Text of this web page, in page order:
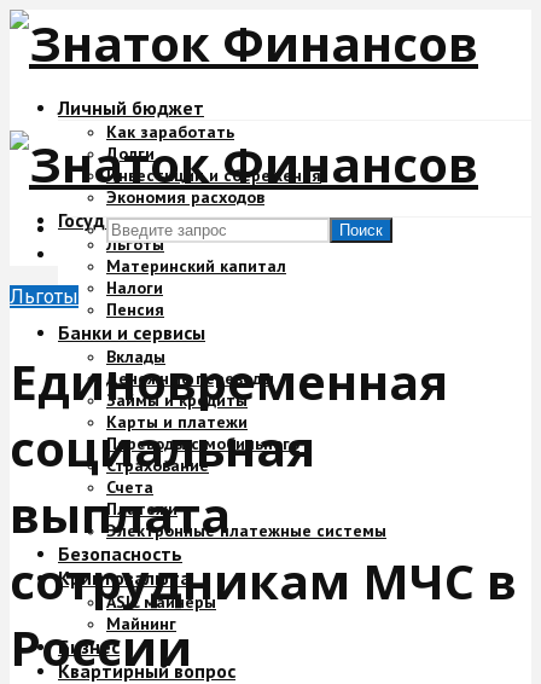
Личный бюджет
Как заработать
Долги
Инвестиции и сбережения
Экономия расходов
Государство и деньги
Льготы
Материнский капитал
Налоги
Пенсия
Банки и сервисы
Вклады
Денежные переводы
Займы и кредиты
Карты и платежи
Переводы с мобильного
Страхование
Счета
Платежи
Электронные платежные системы
Безопасность
Криптовалюта
ASIC майнеры
Майнинг
Бизнес
Квартирный вопрос
Поиск
Льготы
Единовременная
социальная
выплата
сотрудникам МЧС в
России